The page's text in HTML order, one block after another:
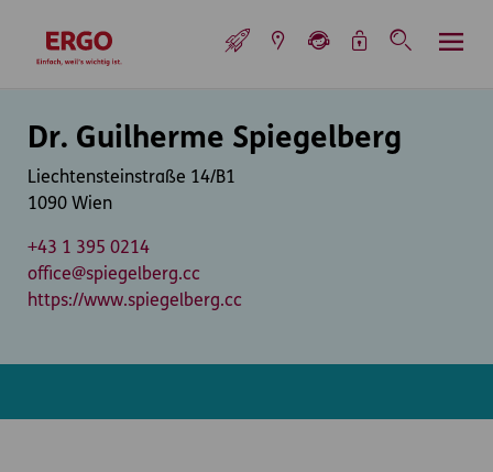
zur Startseite
Dr. Guilherme Spiegelberg
Liechtensteinstraße 14/B1
1090 Wien
+43 1 395 0214
office@spiegelberg.cc
https://www.spiegelberg.cc